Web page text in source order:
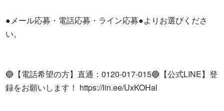
●メール応募・電話応募・ライン応募●よりお選びくださ
い。
🔵【電話希望の方】直通：0120-017-015🔵【公式LINE】登
録をお願いします！ https://lin.ee/UxKOHal